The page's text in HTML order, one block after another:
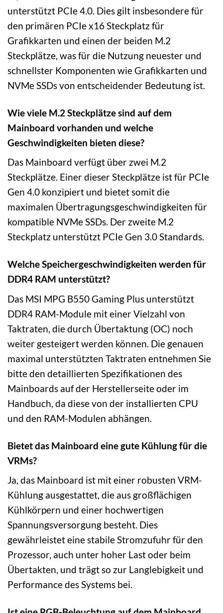
unterstützt PCIe 4.0. Dies gilt insbesondere für
den primären PCIe x16 Steckplatz für
Grafikkarten und einen der beiden M.2
Steckplätze, was für die Nutzung neuester und
schnellster Komponenten wie Grafikkarten und
NVMe SSDs von entscheidender Bedeutung ist.
Wie viele M.2 Steckplätze sind auf dem
Mainboard vorhanden und welche
Geschwindigkeiten bieten diese?
Das Mainboard verfügt über zwei M.2
Steckplätze. Einer dieser Steckplätze ist für PCIe
Gen 4.0 konzipiert und bietet somit die
maximalen Übertragungsgeschwindigkeiten für
kompatible NVMe SSDs. Der zweite M.2
Steckplatz unterstützt PCIe Gen 3.0 Standards.
Welche Speichergeschwindigkeiten werden für
DDR4 RAM unterstützt?
Das MSI MPG B550 Gaming Plus unterstützt
DDR4 RAM-Module mit einer Vielzahl von
Taktraten, die durch Übertaktung (OC) noch
weiter gesteigert werden können. Die genauen
maximal unterstützten Taktraten entnehmen Sie
bitte den detaillierten Spezifikationen des
Mainboards auf der Herstellerseite oder im
Handbuch, da diese von der installierten CPU
und den RAM-Modulen abhängen.
Bietet das Mainboard eine gute Kühlung für die
VRMs?
Ja, das Mainboard ist mit einer robusten VRM-
Kühlung ausgestattet, die aus großflächigen
Kühlkörpern und einer hochwertigen
Spannungsversorgung besteht. Dies
gewährleistet eine stabile Stromzufuhr für den
Prozessor, auch unter hoher Last oder beim
Übertakten, und trägt so zur Langlebigkeit und
Performance des Systems bei.